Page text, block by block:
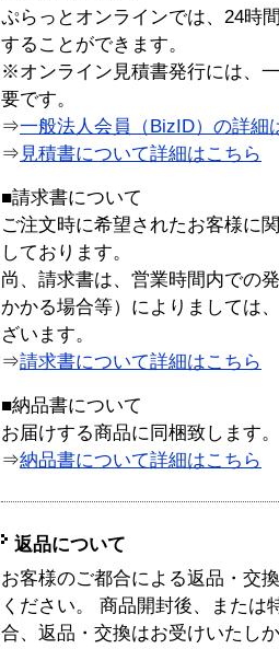
ぷらっとオンラインでは、24時
することができます。
※オンライン見積書発行には、
要です。
⇒一般法人会員（BizID）の詳細
⇒ 見積書について詳細はこちら
■請求書について
ご注文時に希望されたお客様に
しております。
尚、請求書は、営業時間内での
かかる場合等）によりましては
ざいます。
⇒請求書について詳細はこちら
■納品書について
お届けする商品に同梱致します。
⇒納品書について詳細はこちら
返品について
お客様のご都合による返品・交
ください。 商品開封後、または
合、返品・交換はお受けいたし